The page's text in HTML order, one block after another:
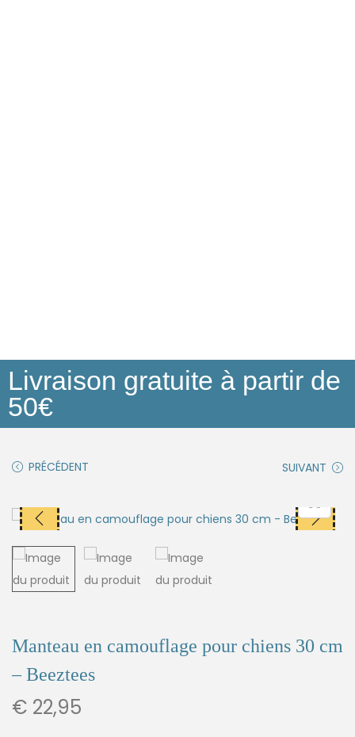
Livraison gratuite à partir de
50€
PRÉCÉDENT SUIVANT
Manteau en camouflage pour chiens 30 cm
– Beeztees
€ 22,95